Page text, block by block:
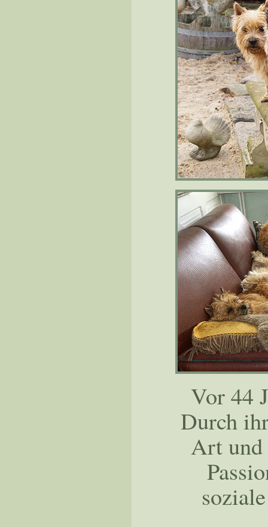
Vor 44
Durch
Art und